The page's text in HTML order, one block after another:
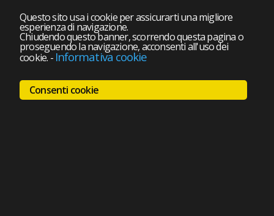
Questo sito usa i cookie per assicurarti una migliore
esperienza di navigazione.
Chiudendo questo banner, scorrendo questa pagina o
proseguendo la navigazione, acconsenti all'uso dei
cookie. - Informativa cookie
Consenti cookie